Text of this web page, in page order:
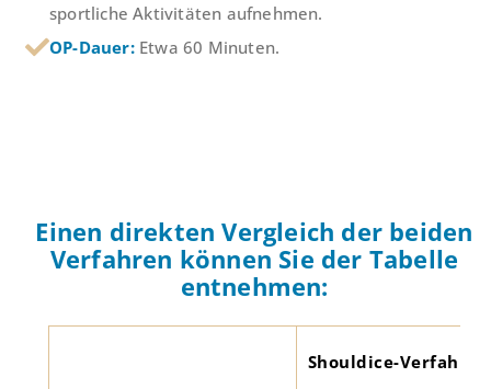
sportliche Aktivitäten aufnehmen.
OP-Dauer:Etwa 60 Minuten.
Einen direkten Vergleich der beiden
Verfahren können Sie der Tabelle
entnehmen:
Shouldice-Verfahren